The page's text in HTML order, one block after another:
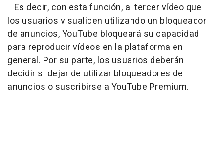
Es decir, con esta función, al tercer vídeo que
los usuarios visualicen utilizando un bloqueador
de anuncios, YouTube bloqueará su capacidad
para reproducir vídeos en la plataforma en
general. Por su parte, los usuarios deberán
decidir si dejar de utilizar bloqueadores de
anuncios o suscribirse a YouTube Premium.